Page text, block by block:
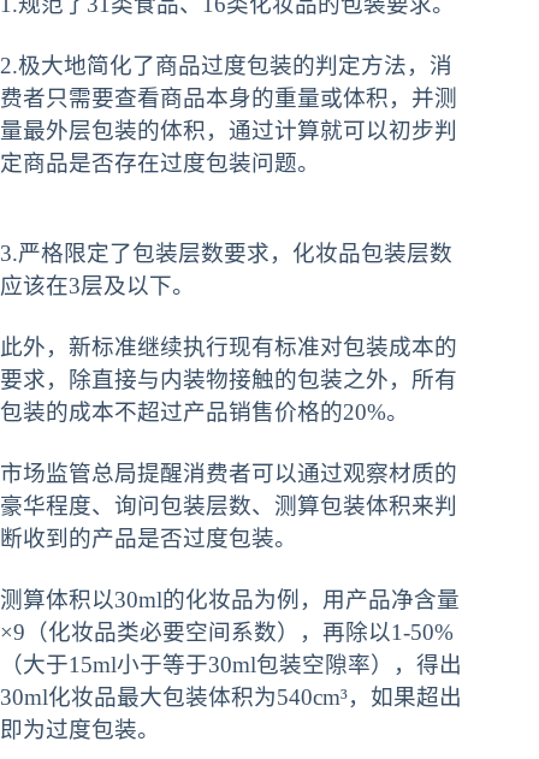
2.极大地简化了商品过度包装的判定方法，消
费者只需要查看商品本身的重量或体积，并测
量最外层包装的体积，通过计算就可以初步判
定商品是否存在过度包装问题。
3.严格限定了包装层数要求，化妆品包装层数
应该在3层及以下。
此外，新标准继续执行现有标准对包装成本的
要求，除直接与内装物接触的包装之外，所有
包装的成本不超过产品销售价格的20%。
市场监管总局提醒消费者可以通过观察材质的
豪华程度、询问包装层数、测算包装体积来判
断收到的产品是否过度包装。
测算体积以30ml的化妆品为例，用产品净含量
×9（化妆品类必要空间系数），再除以1-50%
（大于15ml小于等于30ml包装空隙率），得出
30ml化妆品最大包装体积为540cm³，如果超出
即为过度包装。